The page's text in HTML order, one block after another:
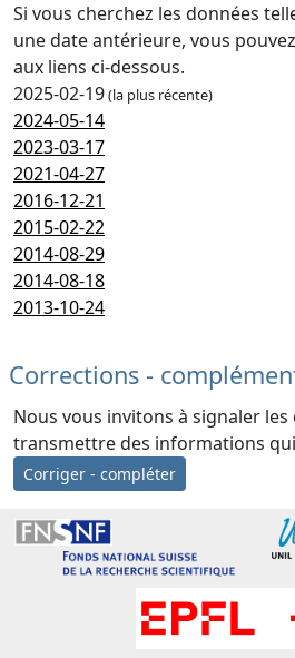
Si vous cherchez les données
une date antérieure, vous
aux liens ci-dessous.
2025-02-19(la plus récente)
2024-05-14
2023-03-17
2021-04-27
2016-12-21
2015-02-22
2014-08-29
2014-08-18
2013-10-24
Corrections -
Nous vous invitons à signaler
transmettre des informations
Corriger - compléter